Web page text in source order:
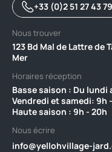
+33 (0)2 51 27 43 79
Nous trouver
123 Bd Mal de Lattre de
Mer
Horaires réception
Basse saison : Du lundi
Vendredi et samedi: 9h -
Haute saison : 9h - 20h
Nous écrire
info@yellohvillage-